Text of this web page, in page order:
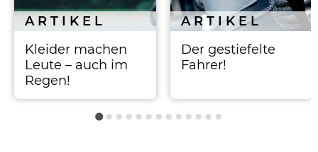
ARTIKEL
Kleider machen
Leute – auch im
Regen!
ARTIKEL
Der gestiefelte
Fahrer!